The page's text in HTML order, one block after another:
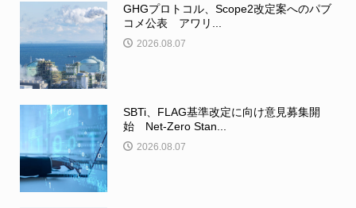
GHGプロトコル、Scope2改定案へのパブ
コメ公表 アワリ...
2026.08.07
SBTi、FLAG基準改定に向け意見募集開
始 Net-Zero Stan...
2026.08.07